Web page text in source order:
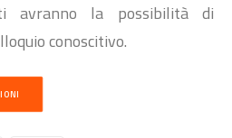
avranno la possibilità di
conoscitivo.